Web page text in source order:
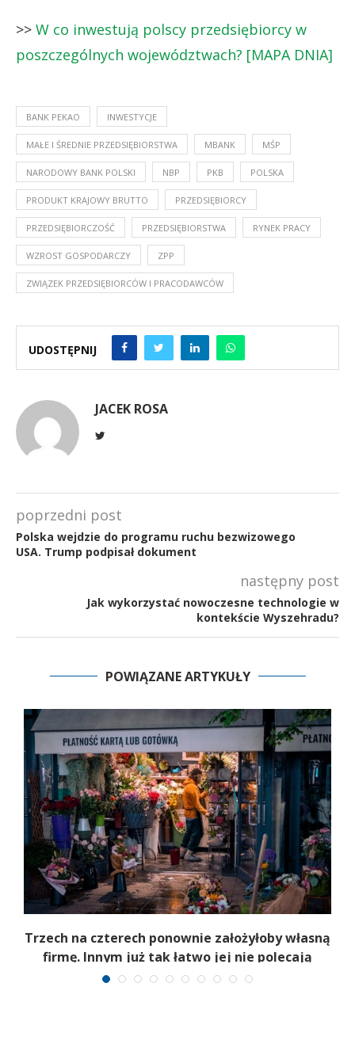
>> W co inwestują polscy przedsiębiorcy w
poszczególnych województwach? [MAPA DNIA]
BANK PEKAO INWESTYCJE
MAŁE I ŚREDNIE PRZEDSIĘBIORSTWA MBANK MŚP
NARODOWY BANK POLSKI NBP PKB POLSKA
PRODUKT KRAJOWY BRUTTO PRZEDSIĘBIORCY
PRZEDSIĘBIORCZOŚĆ PRZEDSIĘBIORSTWA RYNEK PRACY
WZROST GOSPODARCZY ZPP
ZWIĄZEK PRZEDSIĘBIORCÓW I PRACODAWCÓW
UDOSTĘPNIJ
JACEK ROSA
poprzedni post
Polska wejdzie do programu ruchu bezwizowego
USA. Trump podpisał dokument
następny post
Jak wykorzystać nowoczesne technologie w
kontekście Wyszehradu?
POWIĄZANE ARTYKUŁY
Trzech na czterech ponownie założyłoby własną
firmę. Innym już tak łatwo jej nie polecają